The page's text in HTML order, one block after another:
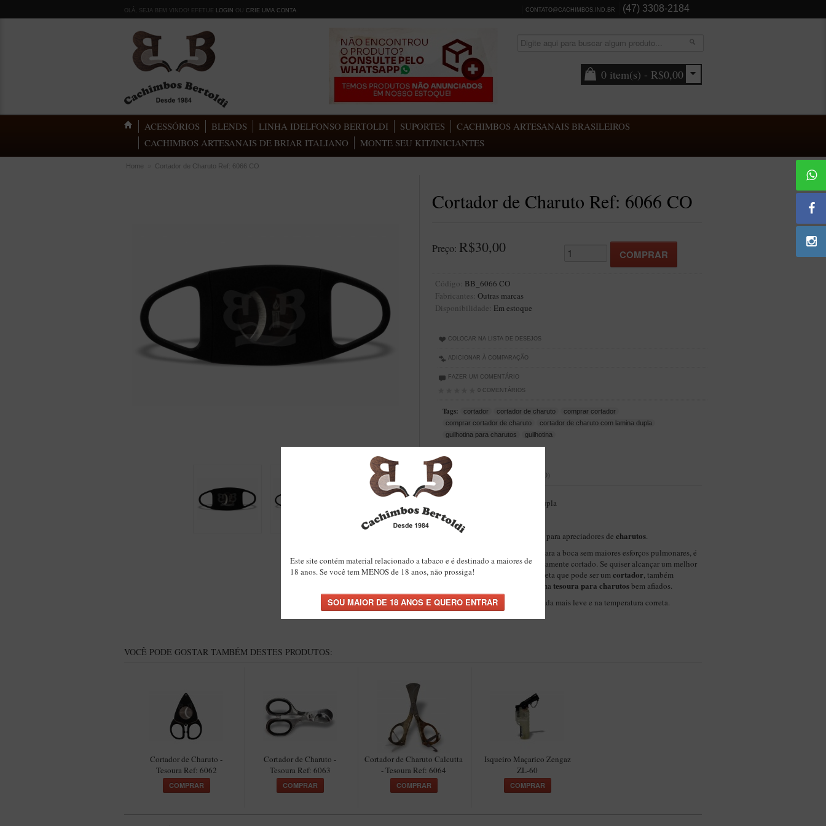
CONTATO@CACHIMBOS.IND.BR (47) 3308-2184
OLÁ, SEJA BEM VINDO! EFETUE LOGIN OU CRIE UMA CONTA.
0 item(s) - R$0,00
ACESSÓRIOS BLENDS LINHA IDELFONSO BERTOLDI SUPORTES
CACHIMBOS ARTESANAIS BRASILEIROS
CACHIMBOS ARTESANAIS DE BRIAR ITALIANO
MONTE SEU KIT/INICIANTES
Home Cortador de Charuto Ref: 6066 CO
Cortador de Charuto Ref: 6066 CO
Preço: R$30,00
Código: BB_6066 CO
Fabricantes: Outras marcas
Disponibilidade: Em estoque
COLOCAR NA LISTA DE DESEJOS
ADICIONAR À COMPARAÇÃO
FAZER UM COMENTÁRIO
0 COMENTÁRIOS
Tags: cortador cortador de charuto
comprar cortador
comprar cortador de charuto
cortador de charuto com lamina dupla
guilhotina para charutos
guilhotina
DESCRIÇÃO AVALIAÇÕES (0)
- lâmina dupla
Dimensões: 10,3 x 4cm
Acessório de extrema importância para apreciadores de charutos.
para a boca sem maiores esforços pulmonares, é
essencial que o charuto seja devidamente cortado. Se quiser alcançar um melhor
resultado, utilize a ferramenta correta que pode ser umcortador, também
ou uma tesoura para charutos bem afiados.
Essa prática vai garantir uma fumada mais leve e na temperatura correta.
VOCÊ PODE GOSTAR TAMBÉM DESTES PRODUTOS:
Cortador de Charuto -
Tesoura Ref: 6062
COMPRAR
Cortador de Charuto -
Tesoura Ref: 6063
COMPRAR
Cortador de Charuto Calcutta
- Tesoura Ref: 6064
COMPRAR
Isqueiro Maçarico Zengaz
ZL-60
COMPRAR
Este site contém material relacionado a tabaco e é destinado a maiores de
18 anos. Se você tem MENOS de 18 anos, não prossiga!